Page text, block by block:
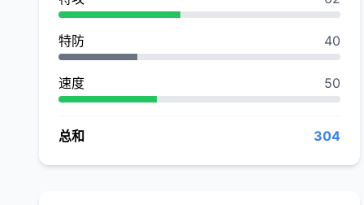
特防 40
速度 50
总和 304